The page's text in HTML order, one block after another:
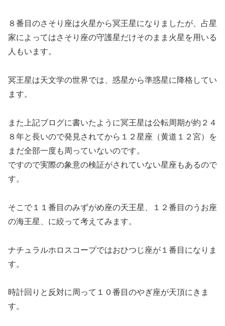
８番目のさそり座は火星から冥王星になりましたが、占星
家によってはさそり座の守護星だけそのまま火星を用いる
人もいます。
冥王星は天文学の世界では、惑星から準惑星に降格してい
ます。
また上記ブログに書いたように冥王星は公転周期が約２４
８年と長いので発見されてから１２星座（黄道１２宮）を
まだ全部一度も周っていないのです。
ですので実際の象意の検証がされていない星座もあるので
す。
そこで１１番目のみずがめ座の天王星、１２番目のうお座
の海王星、に絞って考えてみます。
ナチュラルホロスコープではおひつじ座が１番目になりま
す。
時計回りと反対に周って１０番目のやぎ座が天頂にきま
す。